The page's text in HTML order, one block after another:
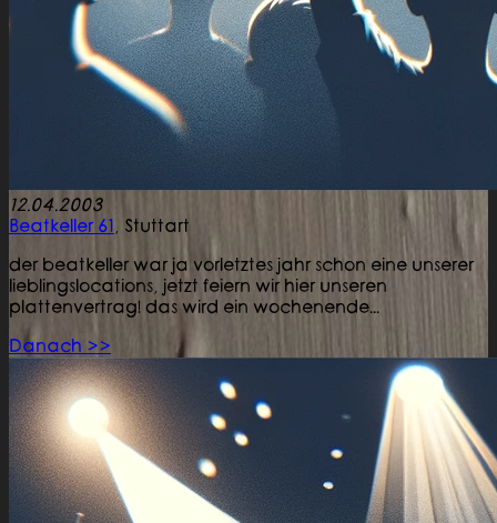
12.04.2003
Beatkeller 61 , Stuttart
der beatkeller war ja vorletztes jahr schon eine unserer
lieblingslocations, jetzt feiern wir hier unseren
plattenvertrag! das wird ein wochenende...
Danach >>